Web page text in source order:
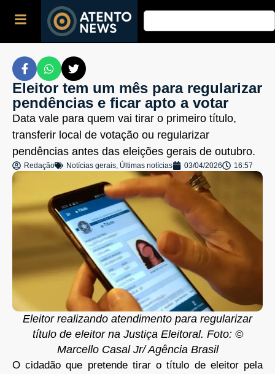
Eleitor tem um mês para regularizar
pendências e ficar apto a votar
Data vale para quem vai tirar o primeiro título,
transferir local de votação ou regularizar
pendências antes das eleições gerais de outubro.
Redação Notícias gerais, Últimas notícias 03/04/2026 16:57
Eleitor realizando atendimento para regularizar
título de eleitor na Justiça Eleitoral. Foto: ©
Marcello Casal Jr/ Agência Brasil
O cidadão que pretende tirar o título de eleitor pela